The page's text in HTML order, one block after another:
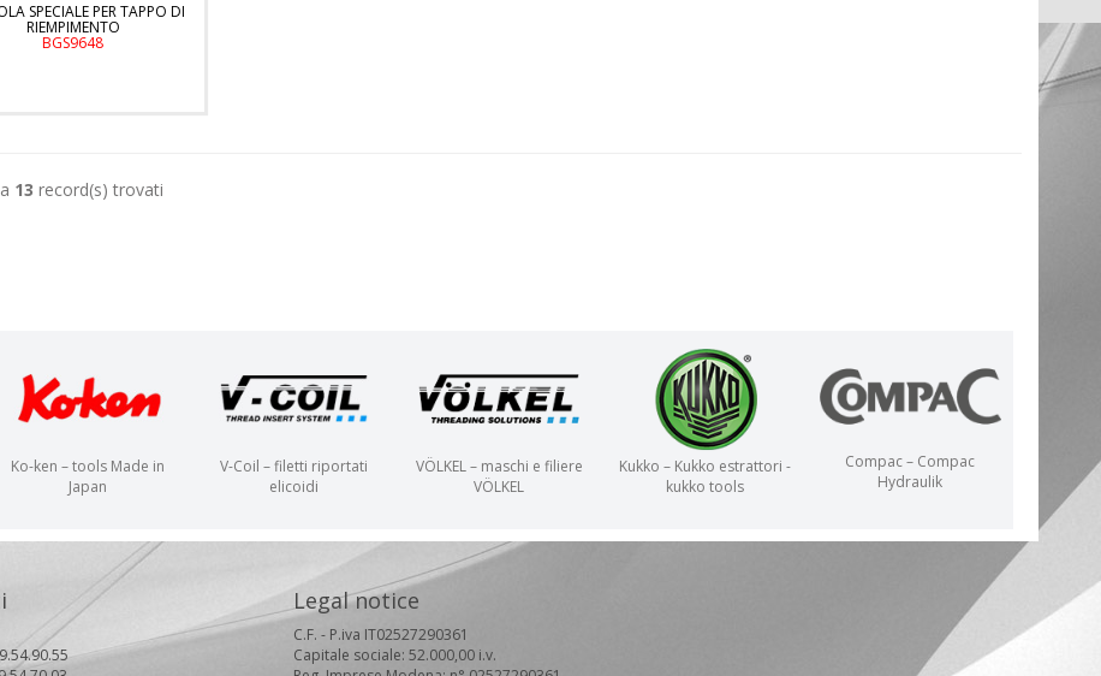
SPECIALE PER TAPPO DI
RIEMPIMENTO
BGS9648
13 record(s) trovati
Ko-ken – tools Made in
Japan
V-Coil – filetti riportati
elicoidi
VÖLKEL – maschi e filiere
VÖLKEL
Kukko – Kukko estrattori -
kukko tools
Compac – Compac
Hydraulik
Legal notice
C.F. - P.iva IT02527290361
Capitale sociale: 52.000,00 i.v.